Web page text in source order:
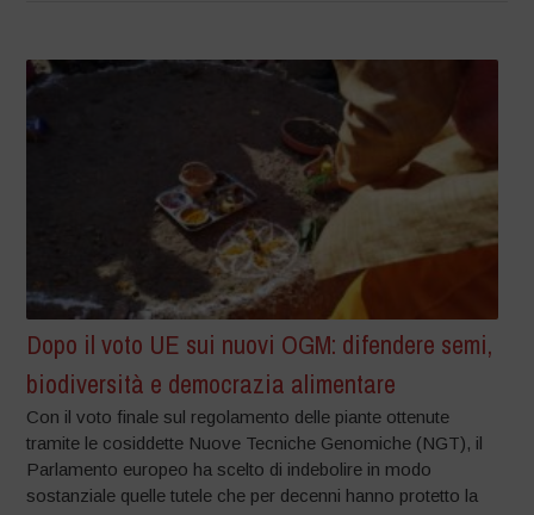
Dopo il voto UE sui nuovi OGM: difendere semi,
biodiversità e democrazia alimentare
Con il voto finale sul regolamento delle piante ottenute
tramite le cosiddette Nuove Tecniche Genomiche (NGT), il
Parlamento europeo ha scelto di indebolire in modo
sostanziale quelle tutele che per decenni hanno protetto la